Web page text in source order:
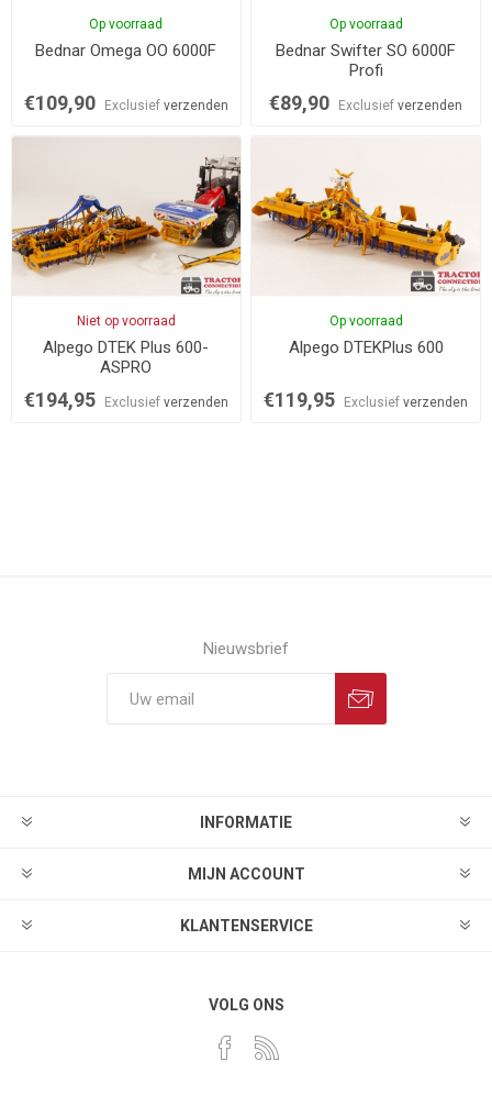
Op voorraad
Bednar Omega OO 6000F
€109,90 Exclusief verzenden
Op voorraad
Bednar Swifter SO 6000F
Profi
€89,90 Exclusiefverzenden
Niet op voorraad
Alpego DTEK Plus 600-
ASPRO
€194,95 Exclusief verzenden
Op voorraad
Alpego DTEKPlus 600
€119,95 Exclusiefverzenden
Nieuwsbrief
INFORMATIE
MIJN ACCOUNT
KLANTENSERVICE
VOLG ONS